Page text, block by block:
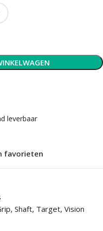
leverbaar
favorieten
, Shaft, Target, Vision